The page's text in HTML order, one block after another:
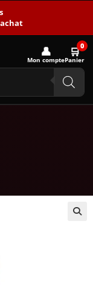
👤
Mon compte
🛒0
Panier